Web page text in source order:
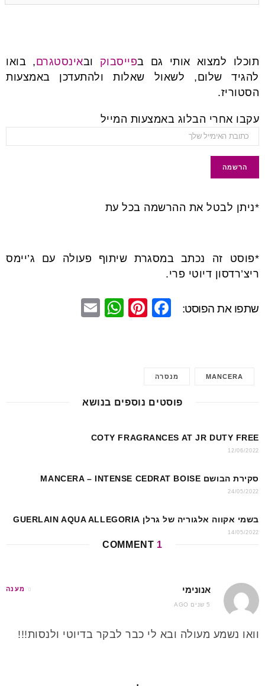
תוכלו למצוא אותי גם בפייסבוק ובאינסטגרם, בואו
להגיד שלום, לשאול שאלות ולהתעדכן באמצעות
הסטוריז.
עקבו אחרי הבלוג באמצעות המייל
*ניתן לבטל את ההרשמה בכל עת
*פוסט זה נכתב במסגרת שיתוף פעולה עם ג’יימס
ריצ’רדסון דיוטי פרי.
שתפו את הפוסט:
F
o
k
Pi
W
p
MANCERA מנסרה
פוסטים נוספים בנושא
COTY FRAGRANCES AT JR DUTY FREE
12/06/2022
סקירת הבושם MANCERA – INTENSE CEDRAT BOISE
24/05/2022
בשמי אקווה אלגוריה של גרלן GUERLAIN AQUA ALLEGORIA
14/05/2022
1
אנונימי
5 שנים AGO
מענה
וואו נשמע מעולה ובא לי כבר לבקר בדיוטי ולנסות!!!